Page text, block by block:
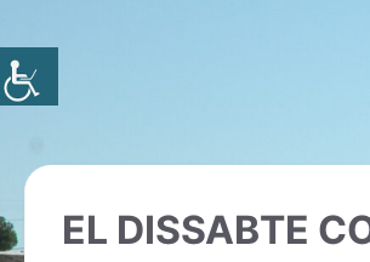
EL DISSABTE